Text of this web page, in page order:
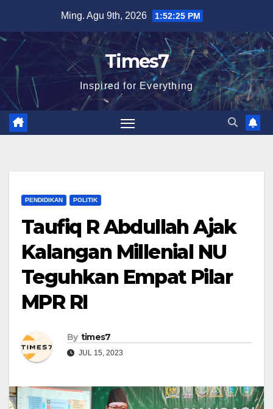
content
Ming. Agu 9th, 2026 1:52:26 PM
Times7
Inspired for Everything
PENDIDIKAN POLITIK
Taufiq R Abdullah Ajak
Kalangan Millenial NU
Teguhkan Empat Pilar
MPR RI
By times7
JUL 15, 2023